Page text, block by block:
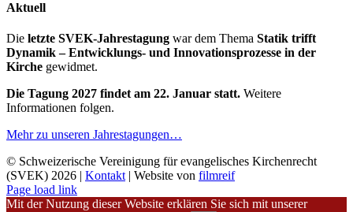
Aktuell
Die letzte SVEK-Jahrestagung war dem Thema Statik trifft
Dynamik – Entwicklungs- und Innovationsprozesse in der
Kirche gewidmet.
Die Tagung 2027 findet am 22. Januar statt. Weitere
Informationen folgen.
Mehr zu unseren Jahrestagungen…
© Schweizerische Vereinigung für evangelisches Kirchenrecht
(SVEK) 2026 | Kontakt | Website von filmreif
Page load link
Mit der Nutzung dieser Website erklären Sie sich mit unserer